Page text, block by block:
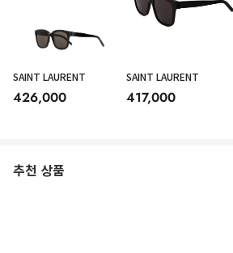
SAINT LAURENT
426,000
SAINT LAURENT
417,000
추천 상품